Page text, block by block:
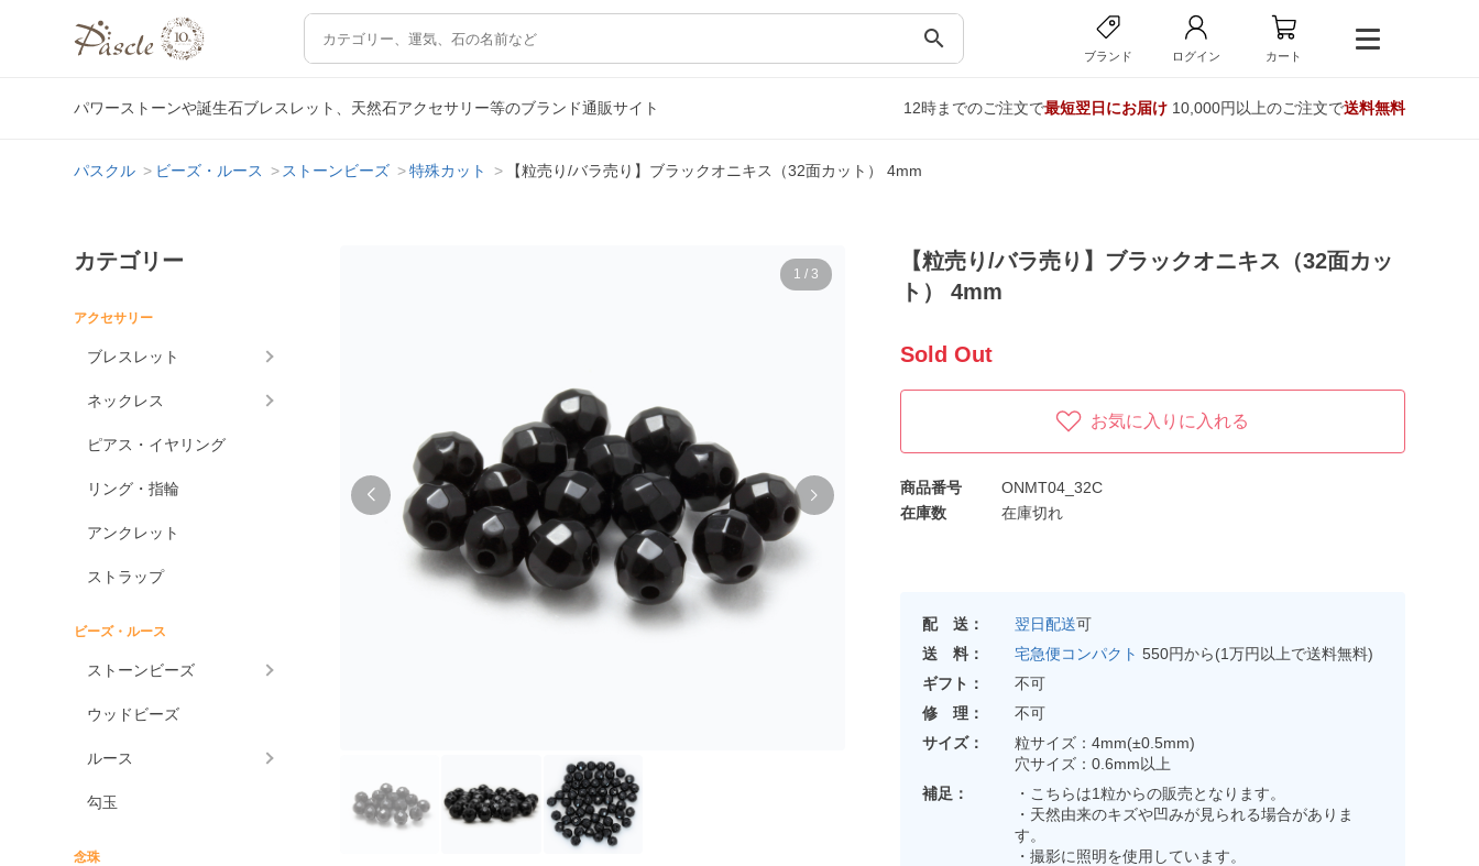
search
ブランド ログイン カート
パワーストーンや誕生石ブレスレット、天然石アクセサリー等のブランド通販サイト 12時までのご注文で最短翌日にお届け10,000円以上のご注文で送料無料
パスクル ビーズ・ルース ストーンビーズ 特殊カット 【粒売り/バラ売り】ブラックオニキス（32面カット） 4mm
カテゴリー
アクセサリー
ブレスレット
ネックレス
ピアス・イヤリング
リング・指輪
アンクレット
ストラップ
ビーズ・ルース
ストーンビーズ
ウッドビーズ
ルース
勾玉
念珠
1 / 3
【粒売り/バラ売り】ブラックオニキス（32面カッ
ト） 4mm
Sold Out
お気に入りに入れる
商品番号
ONMT04_32C
在庫数
在庫切れ
配 送： 翌日配送可
送 料：
宅急便コンパクト 550円から(1万円以上で送料無料)
ギフト：
不可
修 理：
不可
サイズ：
粒サイズ：4mm(±0.5mm)
穴サイズ：0.6mm以上
補足：
・こちらは1粒からの販売となります。
・天然由来のキズや凹みが見られる場合がありま
す。
・撮影に照明を使用しています。